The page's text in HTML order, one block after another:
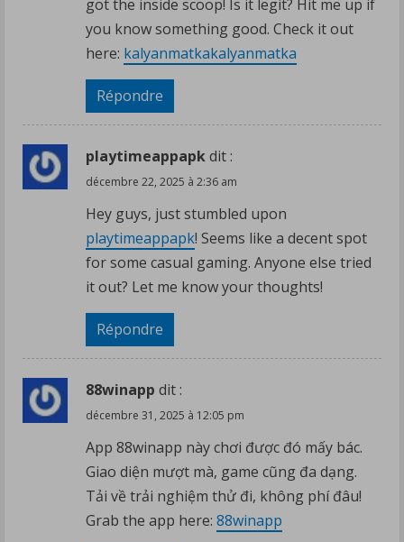
attendre
que
courant
revienne,
cela
pourrait
prendre
du
temps,
même
si
les
autorités
espagnoles
et
gestionnaire
national
du
réseau
got the inside scoop! Is it legit? Hit me up if
you know something good. Check it out
here: kalyanmatkakalyanmatka
Répondre
playtimeappapkdit :
décembre 22, 2025 à 2:36 am
Hey guys, just stumbled upon
playtimeappapk! Seems like a decent spot
for some casual gaming. Anyone else tried
it out? Let me know your thoughts!
Répondre
88winapp dit :
décembre 31, 2025 à 12:05 pm
App 88winapp này chơi được đó mấy bác.
Giao diện mượt mà, game cũng đa dạng.
Tải về trải nghiệm thử đi, không phí đâu!
Grab the app here: 88winapp